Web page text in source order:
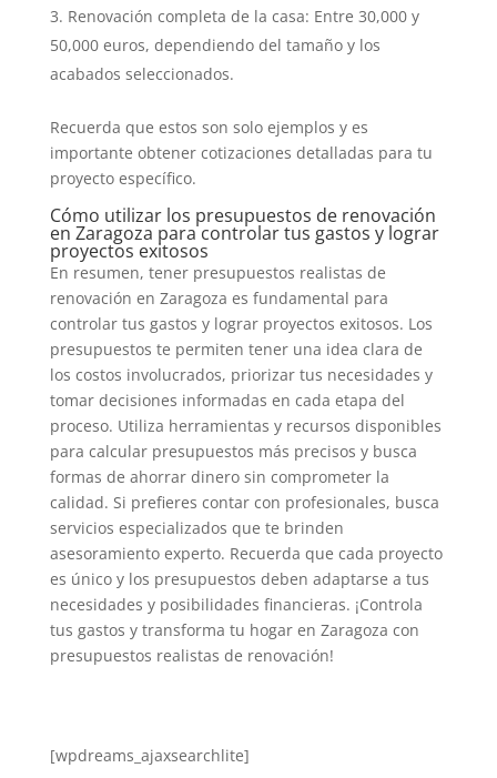
Renovación completa de la casa: Entre 30,000 y
50,000 euros, dependiendo del tamaño y los
acabados seleccionados.
Recuerda que estos son solo ejemplos y es
importante obtener cotizaciones detalladas para tu
proyecto específico.
Cómo utilizar los presupuestos de renovación
en Zaragoza para controlar tus gastos y lograr
proyectos exitosos
En resumen, tener presupuestos realistas de
renovación en Zaragoza es fundamental para
controlar tus gastos y lograr proyectos exitosos. Los
presupuestos te permiten tener una idea clara de
los costos involucrados, priorizar tus necesidades y
tomar decisiones informadas en cada etapa del
proceso. Utiliza herramientas y recursos disponibles
para calcular presupuestos más precisos y busca
formas de ahorrar dinero sin comprometer la
calidad. Si prefieres contar con profesionales, busca
servicios especializados que te brinden
asesoramiento experto. Recuerda que cada proyecto
es único y los presupuestos deben adaptarse a tus
necesidades y posibilidades financieras. ¡Controla
tus gastos y transforma tu hogar en Zaragoza con
presupuestos realistas de renovación!
[wpdreams_ajaxsearchlite]